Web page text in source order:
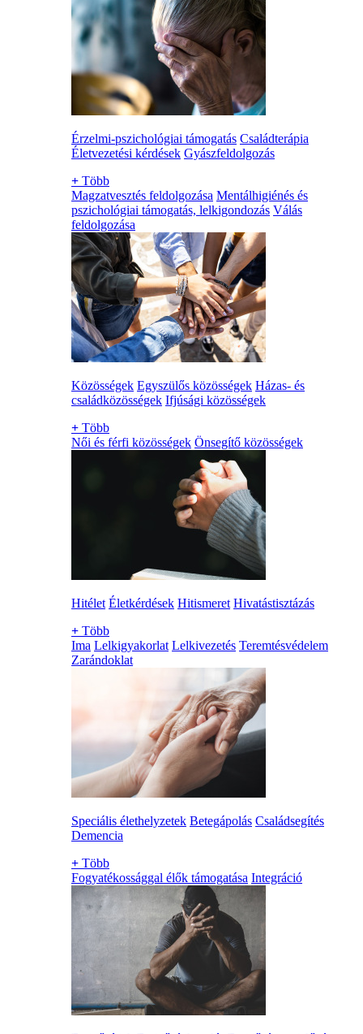
Érzelmi-pszichológiai támogatás Családterápia
Életvezetési kérdések Gyászfeldolgozás
+ Több
Magzatvesztés feldolgozása Mentálhigiénés és
pszichológiai támogatás, lelkigondozás Válás
feldolgozása
Közösségek Egyszülős közösségek Házas- és
családközösségek Ifjúsági közösségek
+ Több
Női és férfi közösségek Önsegítő közösségek
Hitélet Életkérdések Hitismeret Hivatástisztázás
+ Több
Ima Lelkigyakorlat Lelkivezetés Teremtésvédelem
Zarándoklat
Speciális élethelyzetek Betegápolás Családsegítés
Demencia
+ Több
Fogyatékossággal élők támogatása Integráció